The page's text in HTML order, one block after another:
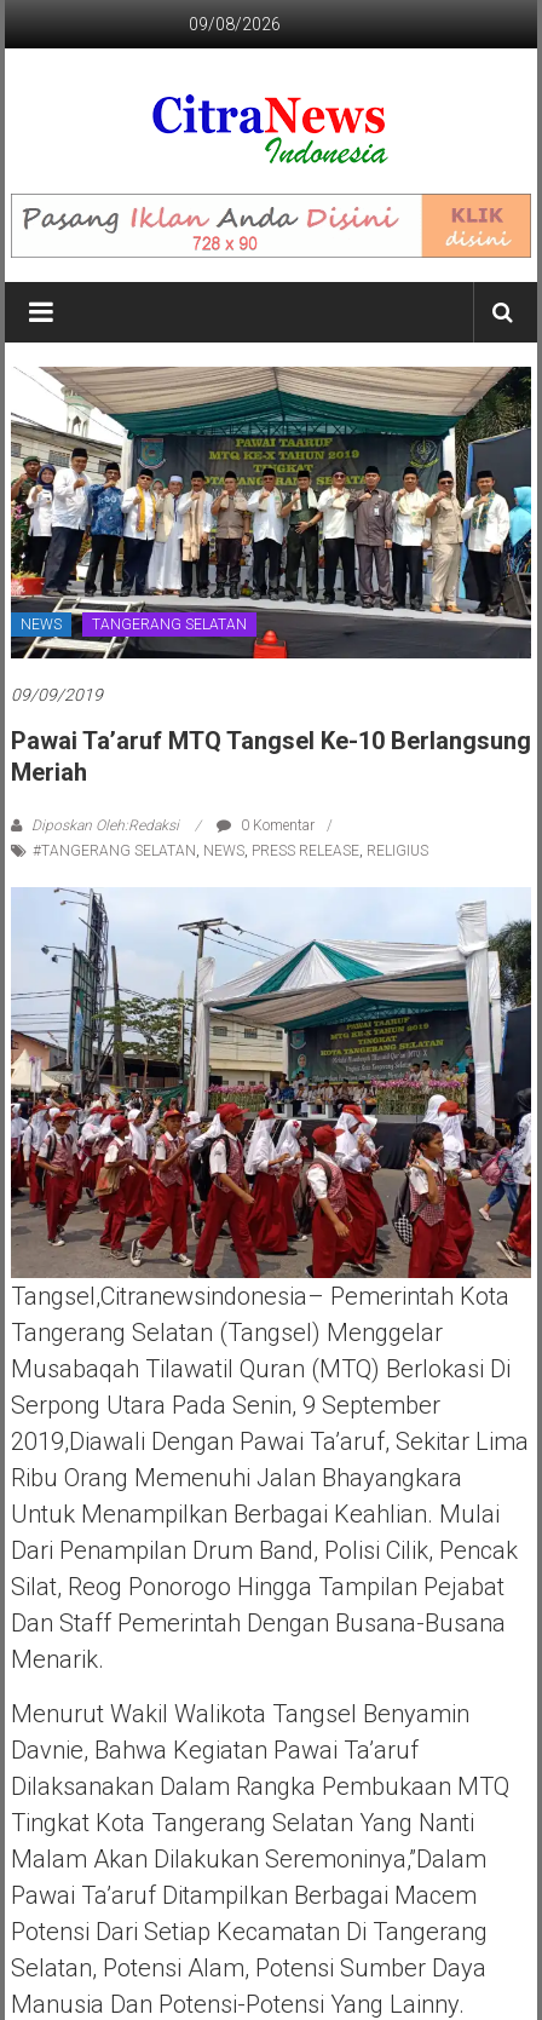
09/08/2026
CITRANEWS
INDONESIA
BERANI
DAN
KRISTIS
NEWS TANGERANG SELATAN
09/09/2019
Pawai Ta’aruf MTQ Tangsel Ke-10 Berlangsung
Meriah
Diposkan Oleh:Redaksi
0 Komentar
#TANGERANG SELATAN, NEWS, PRESS RELEASE, RELIGIUS
Tangsel,Citranewsindonesia– Pemerintah Kota
Tangerang Selatan (Tangsel) Menggelar
Musabaqah Tilawatil Quran (MTQ) Berlokasi Di
Serpong Utara Pada Senin, 9 September
2019,diawali Dengan Pawai Ta’aruf, Sekitar Lima
Ribu Orang Memenuhi Jalan Bhayangkara
Untuk Menampilkan Berbagai Keahlian. Mulai
Dari Penampilan Drum Band, Polisi Cilik, Pencak
Silat, Reog Ponorogo Hingga Tampilan Pejabat
Dan Staff Pemerintah Dengan Busana-Busana
Menarik.
Menurut Wakil Walikota Tangsel Benyamin
Davnie, Bahwa Kegiatan Pawai Ta’aruf
Dilaksanakan Dalam Rangka Pembukaan MTQ
Tingkat Kota Tangerang Selatan Yang Nanti
Malam Akan Dilakukan Seremoninya,”dalam
Pawai Ta’aruf Ditampilkan Berbagai Macem
Potensi Dari Setiap Kecamatan Di Tangerang
Selatan, Potensi Alam, Potensi Sumber Daya
Manusia Dan Potensi-Potensi Yang Lainny.